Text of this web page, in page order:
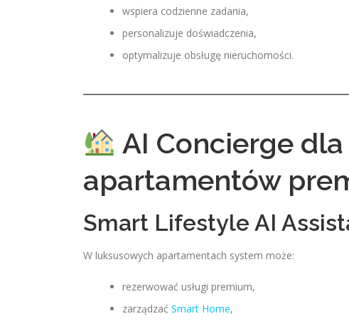
wspiera codzienne zadania,
personalizuje doświadczenia,
optymalizuje obsługę nieruchomości.
AI Concierge
apartamentów
Smart Lifestyle AI
W luksusowych apartamentach system może:
rezerwować usługi premium,
zarządzać Smart Home,